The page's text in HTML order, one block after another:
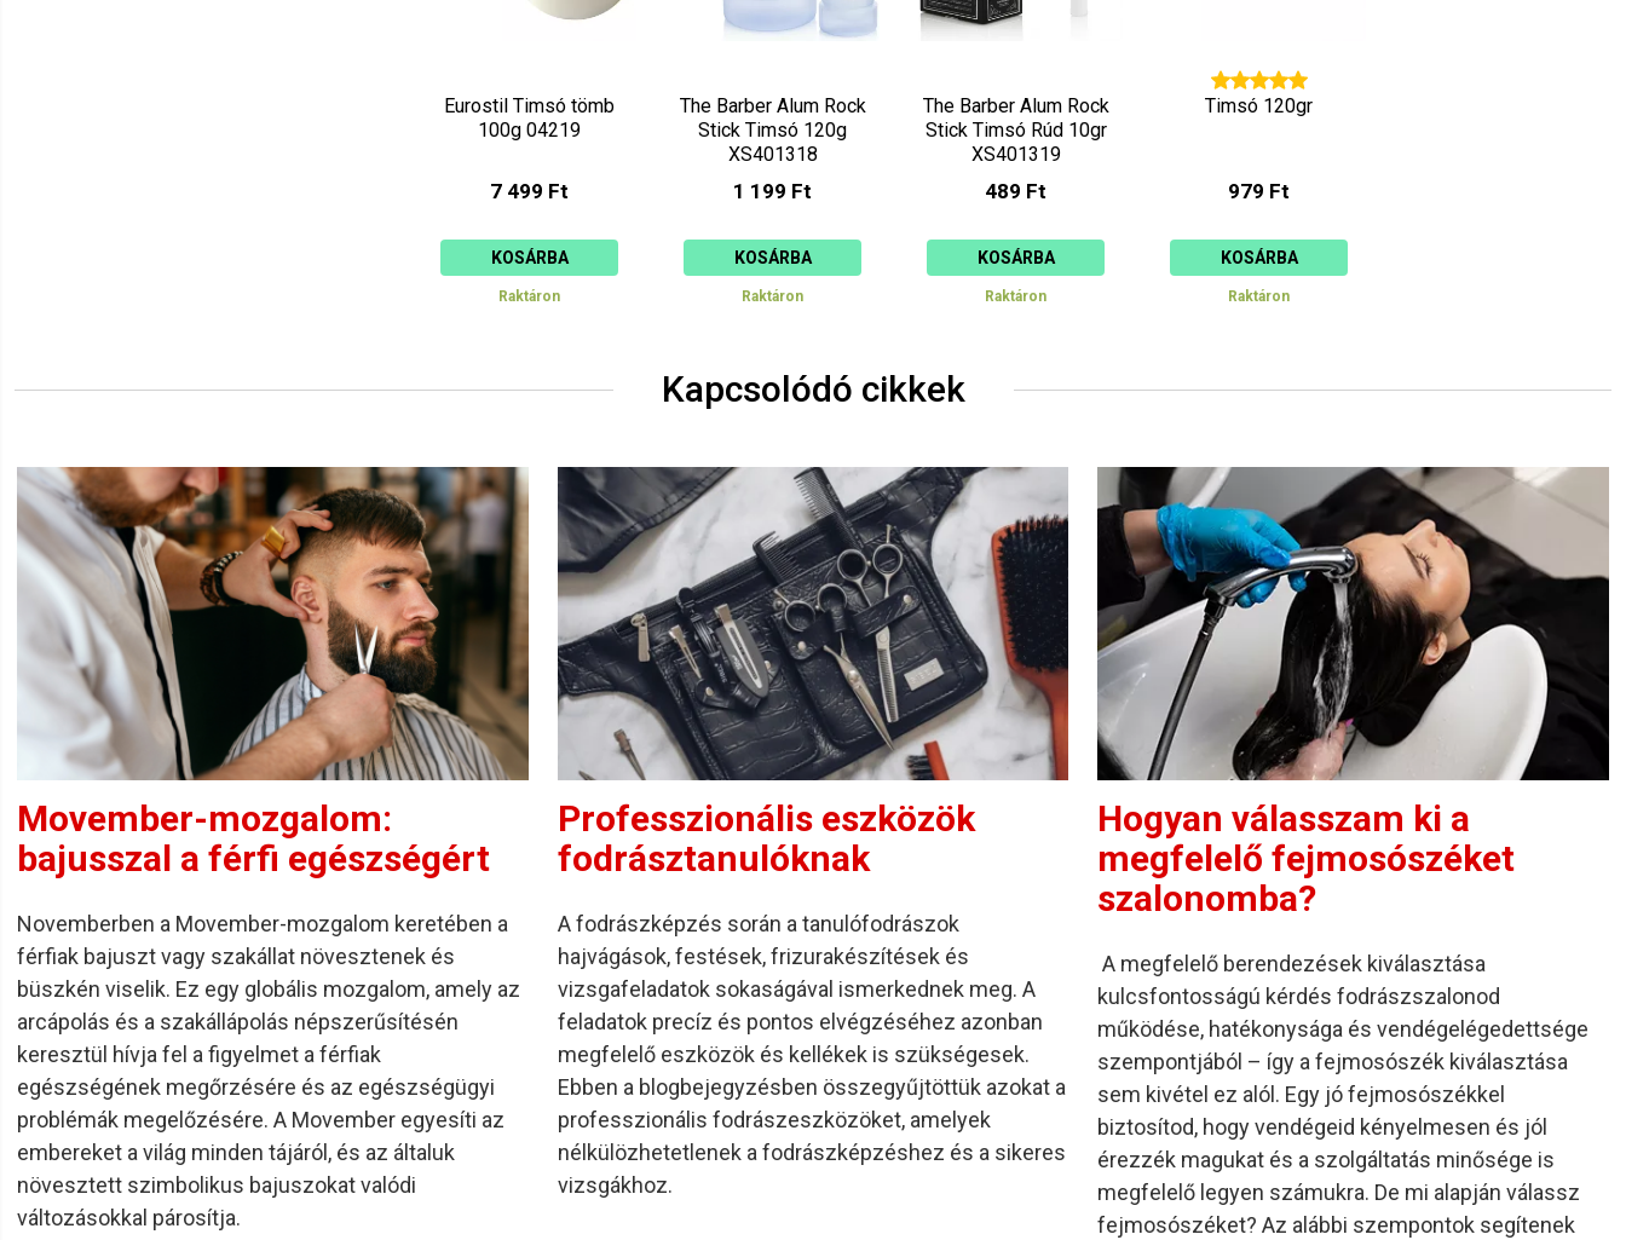
Eurostil Timsó tömb
100g 04219
7 499 Ft
KOSÁRBA
Raktáron
The Barber Alum Rock
Stick Timsó 120g
XS401318
1 199 Ft
KOSÁRBA
Raktáron
The Barber Alum Rock
Stick Timsó Rúd 10gr
XS401319
489 Ft
KOSÁRBA
Raktáron
Timsó 120gr
979 Ft
KOSÁRBA
Raktáron
Kapcsolódó cikkek
Movember-mozgalom:
bajusszal a férfi egészségért
Novemberben a Movember-mozgalom keretében a
férfiak bajuszt vagy szakállat növesztenek és
büszkén viselik. Ez egy globális mozgalom, amely az
arcápolás és a szakállápolás népszerűsítésén
keresztül hívja fel a figyelmet a férfiak
egészségének megőrzésére és az egészségügyi
problémák megelőzésére. A Movember egyesíti az
embereket a világ minden tájáról, és az általuk
növesztett szimbolikus bajuszokat valódi
változásokkal párosítja.
Professzionális eszközök
fodrásztanulóknak
A fodrászképzés során a tanulófodrászok
hajvágások, festések, frizurakészítések és
vizsgafeladatok sokaságával ismerkednek meg. A
feladatok precíz és pontos elvégzéséhez azonban
megfelelő eszközök és kellékek is szükségesek.
Ebben a blogbejegyzésben összegyűjtöttük azokat a
professzionális fodrászeszközöket, amelyek
nélkülözhetetlenek a fodrászképzéshez és a sikeres
vizsgákhoz.
Hogyan válasszam ki a
megfelelő fejmosószéket
szalonomba?
A megfelelő berendezések kiválasztása
kulcsfontosságú kérdés fodrászszalonod
működése, hatékonysága és vendégelégedettsége
szempontjából – így a fejmosószék kiválasztása
sem kivétel ez alól. Egy jó fejmosószékkel
biztosítod, hogy vendégeid kényelmesen és jól
érezzék magukat és a szolgáltatás minősége is
megfelelő legyen számukra. De mi alapján válassz
fejmosószéket? Az alábbi szempontok segítenek